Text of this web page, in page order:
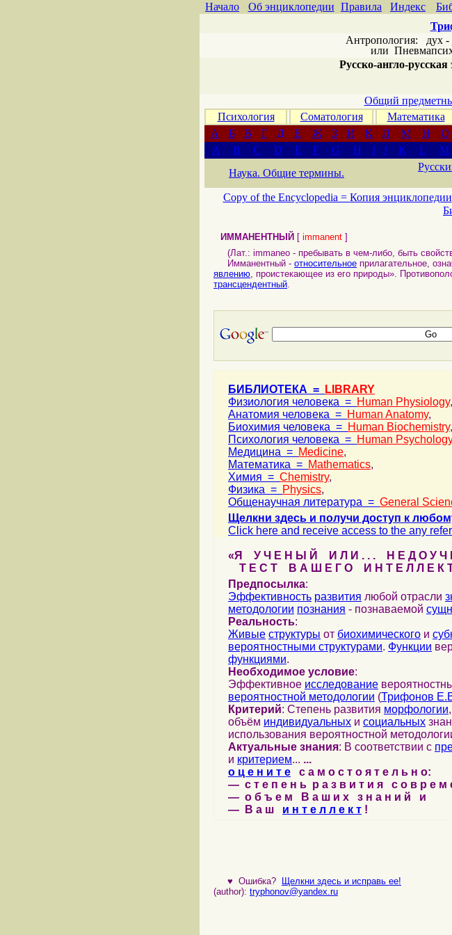
Начало Об энциклопедии Правила Индекс
Антропология: дух -
или
Русско-англо-
Общий
Психология
Соматология Математика
А
Б В Г Д Е Ж З И К Л М Н О
A
B C D E F G H I J K L M
Наука. Общие термины.
Copy of the Encyclopedia = Копия энциклопедии
ИММАНЕНТНЫЙ [ immanent ]
(Лат.: immaneo - пребывать в чем-либо, быть
Имманентный - относительное прилагательное,
явлению, проистекающее из его природы».
трансцендентный.
БИБЛИОТЕКА =
LIBRARY
Физиология человека = Human Physiology,
Анатомия человека = Human Anatomy,
Биохимия человека = Human Biochemistry,
Психология человека = Human Psychology
Медицина = Medicine,
Математика = Mathematics,
Химия = Chemistry,
Физика = Physics,
Общенаучная литература = General
Щелкни здесь и получи доступ к
Click here and receive access to the any
«Я У Ч Е Н Ы Й И Л И . . . Н Е Д О У Ч
Т Е С Т В А Ш Е Г О И Н Т Е Л Л Е К
Предпосылка:
Эффективность развития любой отрасли
методологии познания - познаваемой
Реальность:
Живые структуры от биохимического и
вероятностными структурами. Функции
функциями.
Необходимое условие:
Эффективное исследование
вероятностной методологии (Трифонов
Критерий: Степень развития морфологии,
объём индивидуальных и социальных
использования вероятностной
Актуальные знания: В соответствии с
и критерием... ...
о ц е н и т е с а м о с т о я т е л ь н о:
— с т е п е н ь р а з в и т и я с о в р е м
— о б ъ е м В а ш и х з н а н и й и
— В а ш и н т е л л е к т !
♥ Ошибка? Щелкни здесь и исправь ее!
(author): tryphonov@yandex.ru